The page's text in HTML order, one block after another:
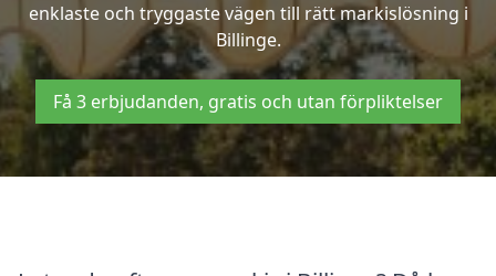
enklaste och tryggaste vägen till rätt markislösning i
Billinge.
Få 3 erbjudanden, gratis och utan förpliktelser